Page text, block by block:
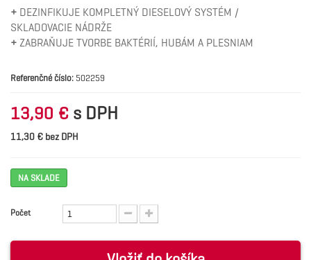
+ DEZINFIKUJE KOMPLETNÝ DIESELOVÝ SYSTÉM /
SKLADOVACIE NÁDRŽE
+ ZABRAŇUJE TVORBE BAKTÉRIÍ, HUBÁM A PLESNIAM
Referenčné číslo: 502259
13,90 € s DPH
11,30 € bez DPH
NA SKLADE
Počet